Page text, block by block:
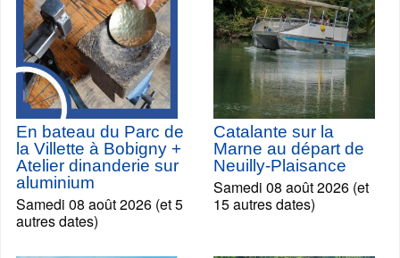
En bateau du Parc de
la Villette à Bobigny +
Atelier dinanderie sur
aluminium
Samedi 08 août 2026 (et 5
autres dates)
Catalante sur la
Marne au départ de
Neuilly-Plaisance
Samedi 08 août 2026 (et
15 autres dates)